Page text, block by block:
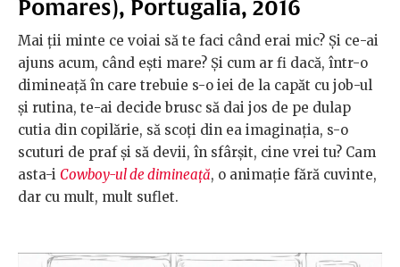
Pomares), Portugalia, 2016
Mai ții minte ce voiai să te faci când erai mic? Și ce-ai
ajuns acum, când ești mare? Și cum ar fi dacă, într-o
dimineață în care trebuie s-o iei de la capăt cu job-ul
și rutina, te-ai decide brusc să dai jos de pe dulap
cutia din copilărie, să scoți din ea imaginația, s-o
scuturi de praf și să devii, în sfârșit, cine vrei tu? Cam
asta-i Cowboy-ul de dimineață, o animație fără cuvinte,
dar cu mult, mult suflet.